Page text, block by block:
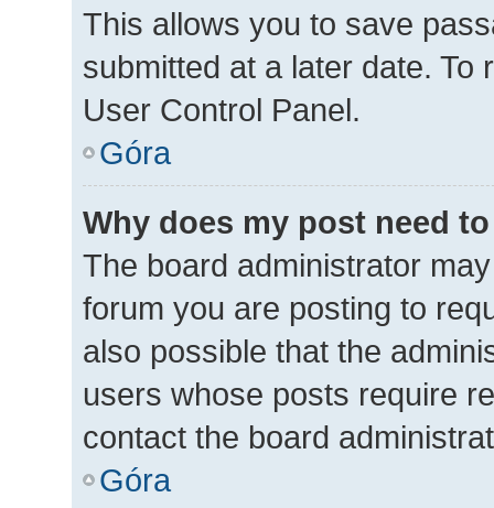
This allows you to save
submitted at a later date.
User Control Panel.
Góra
Why does my post need
The board administrator
forum you are posting to
also possible that the
users whose posts require
contact the board
Góra